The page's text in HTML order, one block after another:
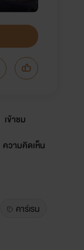
เข้าชม
ความคิดเห็น
คาร์เรน